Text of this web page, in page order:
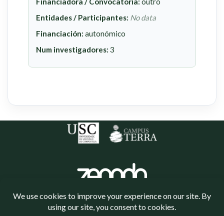
Entidades / Participantes: No data
Financiación: autonómico
Num investigadores: 3